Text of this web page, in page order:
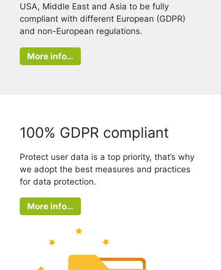
USA, Middle East and Asia to be fully
compliant with different European (GDPR)
and non-European regulations.
More info…
100% GDPR compliant
Protect user data is a top priority, that’s why
we adopt the best measures and practices
for data protection.
More info…